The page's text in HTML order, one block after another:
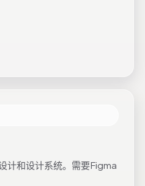
计和设计系统。需要Figma